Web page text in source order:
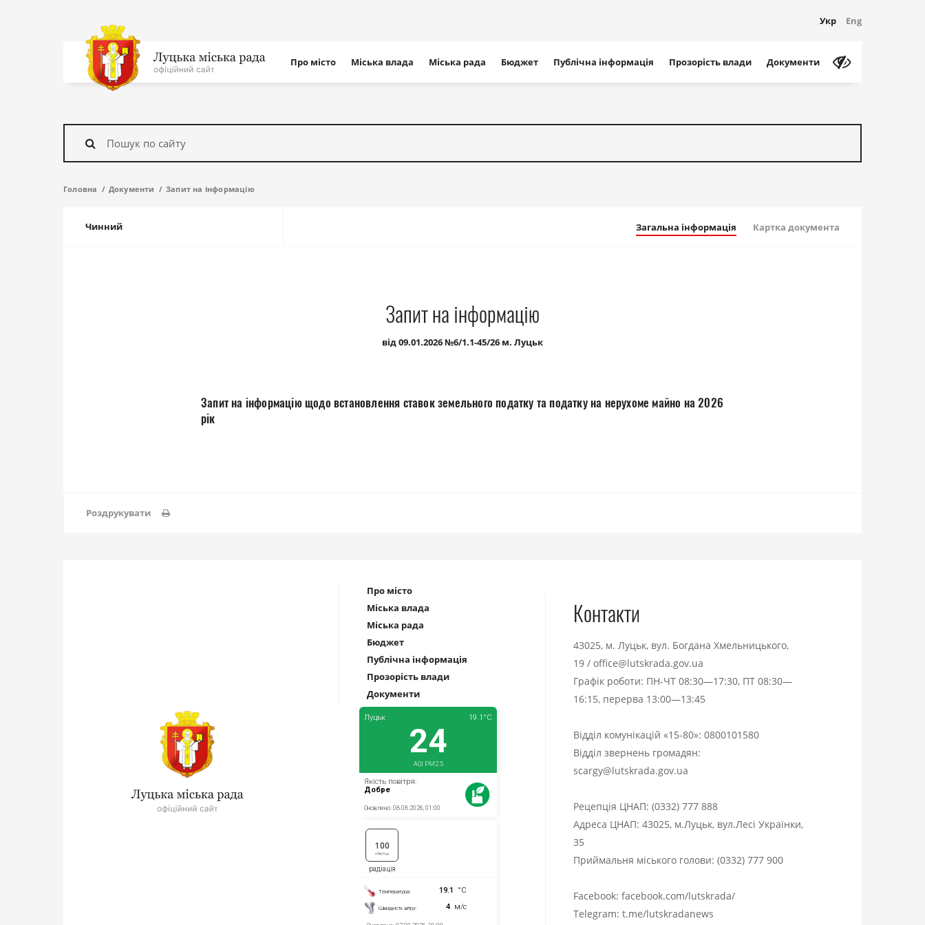
Укр Eng
На
головну
сайту
Про місто Міська влада Міська рада Бюджет Публічна інформація Прозорість влади Документи
Знайти
Головна Документи Запит на інформацію
Чинний Загальна інформація Картка документа
Запит на інформацію
від 09.01.2026 №6/1.1-45/26 м. Луцьк
Запит на інформацію щодо встановлення ставок земельного податку та податку на нерухоме майно на 2026
рік
Роздрукувати
Про місто
Міська влада
Міська рада
Бюджет
Публічна інформація
Прозорість влади
Документи
Контакти
43025, м. Луцьк, вул. Богдана Хмельницького,
19 / office@lutskrada.gov.ua
Графік роботи: ПН-ЧТ 08:30—17:30, ПТ 08:30—
16:15, перерва 13:00—13:45
Відділ комунікацій «15-80»: 0800101580
Відділ звернень громадян:
scargy@lutskrada.gov.ua
Рецепція ЦНАП: (0332) 777 888
Адреса ЦНАП: 43025, м.Луцьк, вул.Лесі Українки,
35
Приймальня міського голови: (0332) 777 900
Facebook: facebook.com/lutskrada/
Telegram: t.me/lutskradanews